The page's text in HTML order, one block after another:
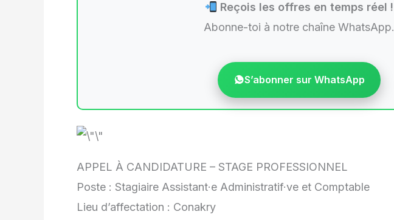
Reçois les offres en temps réel !
Abonne-toi à notre chaîne WhatsApp.
S’abonner sur WhatsApp
APPEL À CANDIDATURE – STAGE PROFESSIONNEL
Poste : Stagiaire Assistant·e Administratif·ve et Comptable
Lieu d’affectation : Conakry